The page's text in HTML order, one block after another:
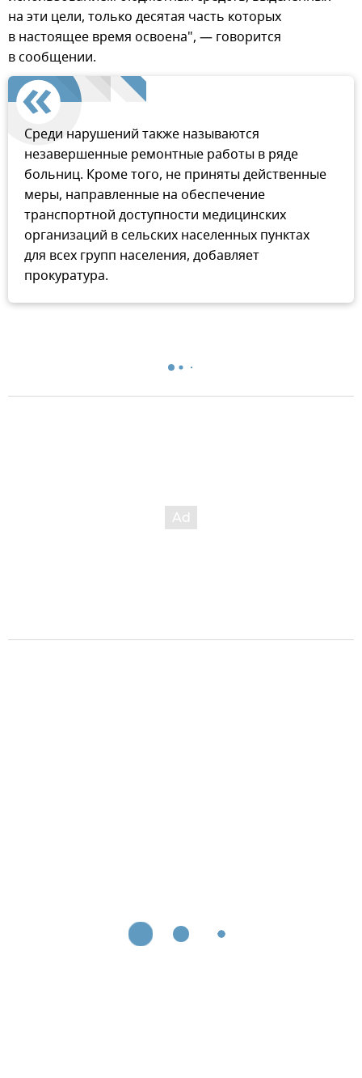
на эти цели, только десятая часть которых
в настоящее время освоена", — говорится
в сообщении.
Среди нарушений также называются
незавершенные ремонтные работы в ряде
больниц. Кроме того, не приняты действенные
меры, направленные на обеспечение
транспортной доступности медицинских
организаций в сельских населенных пунктах
для всех групп населения, добавляет
прокуратура.